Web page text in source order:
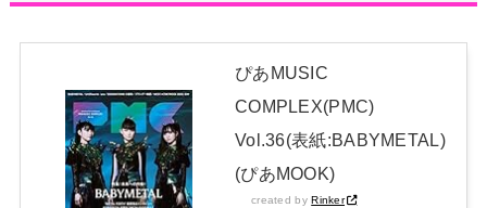
NEW!
【朗報】ダウンタウンプラス絶好調の松本人志(62)、見た目が
いまだにめっちゃ若々しいｗｗｗｗｗｗｗｗｗｗｗｗｗｗｗｗｗｗ
ｗｗｗ（画像あり） NEW!
日本独自企画・限定生産盤「METAL FORTH (DELUXE
ぴあMUSIC
COMPLEX(PMC)
Vol.36(表紙:BABYMETAL)
(ぴあMOOK)
created byRinker